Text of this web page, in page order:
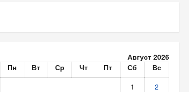
Август 2026
Пн
Вт Ср Чт Пт Сб
Вс
1
2